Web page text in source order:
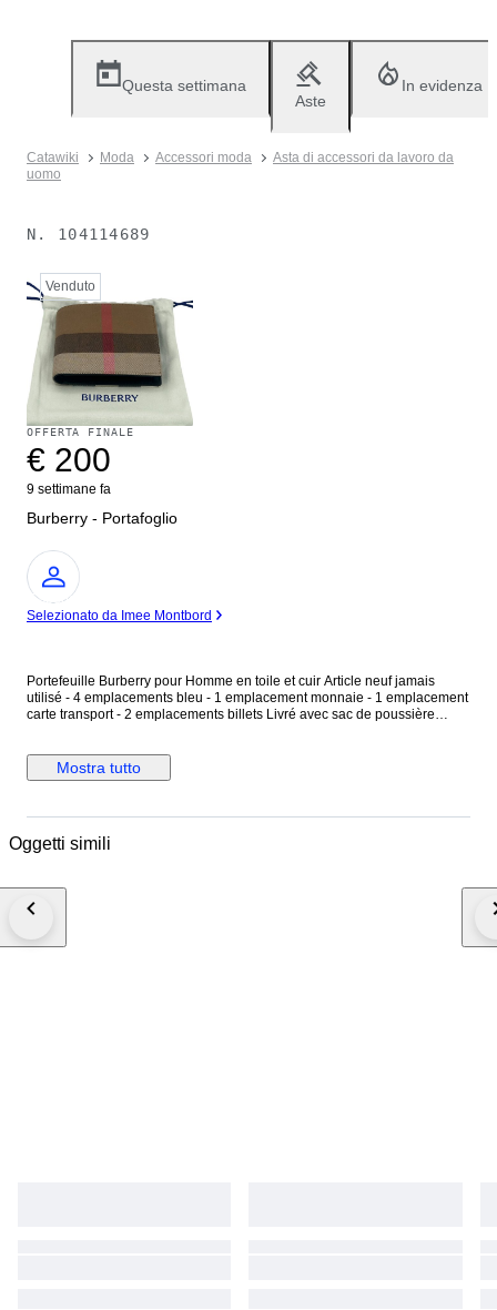
Questa settimana
Aste
In evidenza
Catawiki Moda Accessori moda
Asta di accessori da lavoro da
uomo
N. 104114689
Venduto
OFFERTA FINALE
€ 200
9 settimane fa
Burberry - Portafoglio
Esperto
Selezionato da Imee Montbord
Portefeuille Burberry pour Homme en toile et cuir Article neuf jamais
utilisé - 4 emplacements bleu - 1 emplacement monnaie - 1 emplacement
carte transport - 2 emplacements billets Livré avec sac de poussière
Mostra tutto
Oggetti simili